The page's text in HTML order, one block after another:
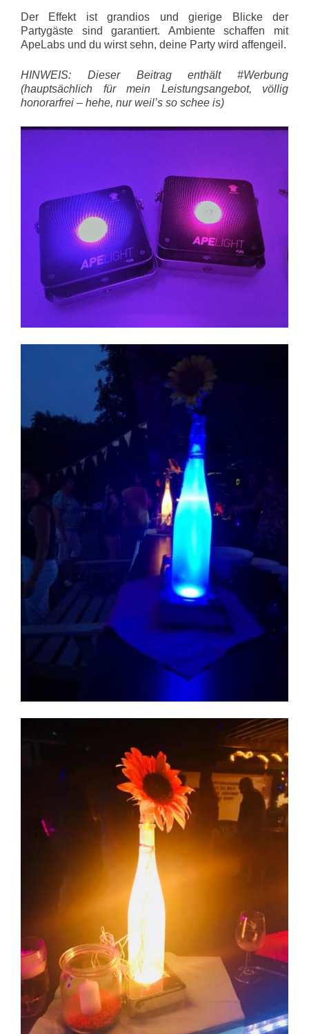
Der Effekt ist grandios und gierige Blicke der
Partygäste sind garantiert. Ambiente schaffen mit
ApeLabs und du wirst sehn, deine Party wird affengeil.
HINWEIS: Dieser Beitrag enthält #Werbung
(hauptsächlich für mein Leistungsangebot, völlig
honorarfrei – hehe, nur weil’s so schee is)